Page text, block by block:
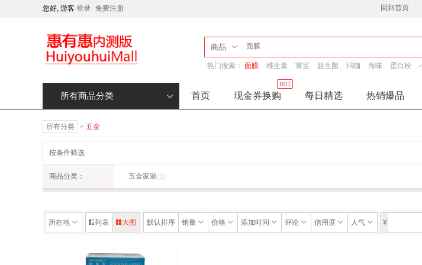
您好, 游客 登录 免费注册 回到首页
商品
热门搜索： 面膜 维生素 肾宝 益生菌 玛咖 海味 蛋白粉
所有商品分类 首页 现金券换购
HOT
每日精选 热销爆品
所有分类 > 五金
按条件筛选
商品分类： 五金家装(1)
所在地 列表 大图 默认排序 销量 价格 添加时间 评论 信用度 人气 ¥